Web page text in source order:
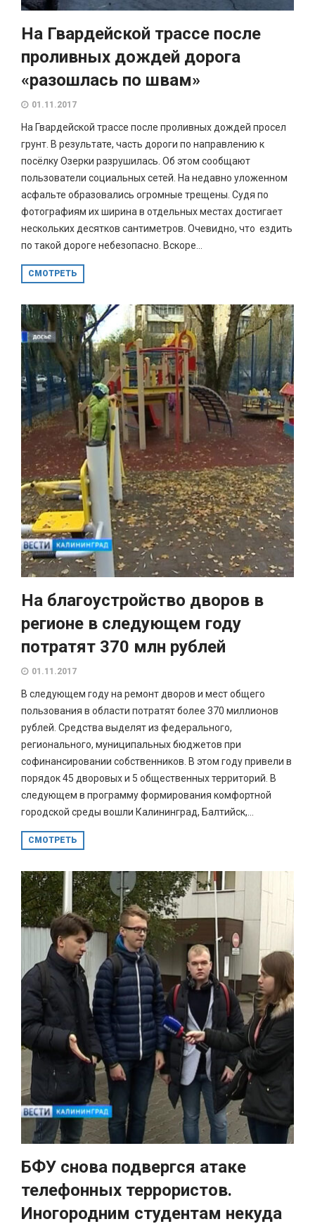
На Гвардейской трассе после
проливных дождей дорога
«разошлась по швам»
01.11.2017
На Гвардейской трассе после проливных дождей просел
грунт. В результате, часть дороги по направлению к
посёлку Озерки разрушилась. Об этом сообщают
пользователи социальных сетей. На недавно уложенном
асфальте образовались огромные трещены. Судя по
фотографиям их ширина в отдельных местах достигает
нескольких десятков сантиметров. Очевидно, что ездить
по такой дороге небезопасно. Вскоре...
СМОТРЕТЬ
На благоустройство дворов в
регионе в следующем году
потратят 370 млн рублей
01.11.2017
В следующем году на ремонт дворов и мест общего
пользования в области потратят более 370 миллионов
рублей. Средства выделят из федерального,
регионального, муниципальных бюджетов при
софинансировании собственников. В этом году привели в
порядок 45 дворовых и 5 общественных территорий. В
следующем в программу формирования комфортной
городской среды вошли Калининград, Балтийск,...
СМОТРЕТЬ
БФУ снова подвергся атаке
телефонных террористов.
Иногородним студентам некуда